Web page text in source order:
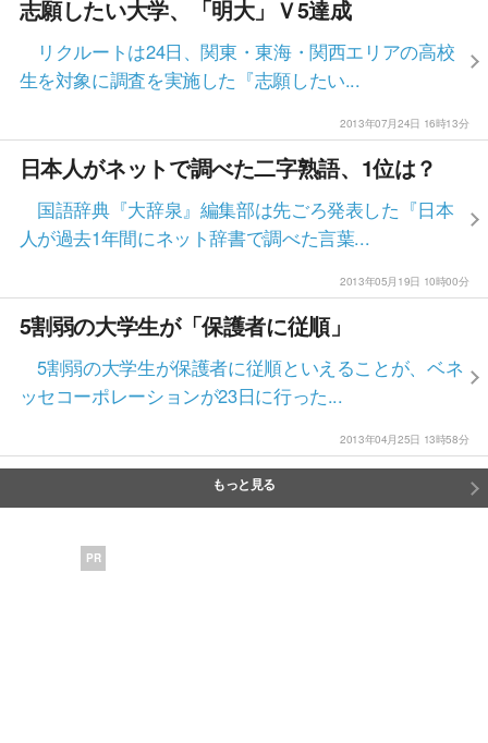
志願したい大学、「明大」Ｖ5達成
リクルートは24日、関東・東海・関西エリアの高校
生を対象に調査を実施した『志願したい...
2013年07月24日 16時13分
日本人がネットで調べた二字熟語、1位は？
国語辞典『大辞泉』編集部は先ごろ発表した『日本
人が過去1年間にネット辞書で調べた言葉...
2013年05月19日 10時00分
5割弱の大学生が「保護者に従順」
5割弱の大学生が保護者に従順といえることが、ベネ
ッセコーポレーションが23日に行った...
2013年04月25日 13時58分
もっと見る
PR